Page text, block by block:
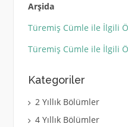
Arşida
Türemiş Cümle ile İlgili
Türemiş Cümle ile İlgili
Kategoriler
2 Yıllık Bölümler
4 Yıllık Bölümler